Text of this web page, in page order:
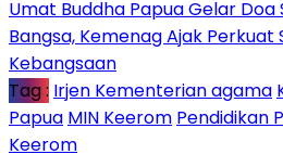
Umat Buddha Papua Gelar
Bangsa, Kemenag Ajak Perkuat
Kebangsaan
Tag : Irjen Kementerian agama
Papua MIN Keerom Pendidikan
Keerom